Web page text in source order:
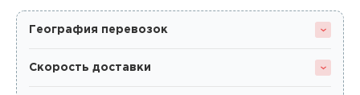
География перевозок
Скорость доставки